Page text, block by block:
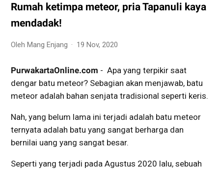
Rumah ketimpa meteor, pria Tapanuli kaya
mendadak!
Oleh Mang Enjang 19 Nov, 2020
PurwakartaOnline.com - Apa yang terpikir saat
dengar batu meteor? Sebagian akan menjawab, batu
meteor adalah bahan senjata tradisional seperti keris.
Nah, yang belum lama ini terjadi adalah batu meteor
ternyata adalah batu yang sangat berharga dan
bernilai uang yang sangat besar.
Seperti yang terjadi pada Agustus 2020 lalu, sebuah